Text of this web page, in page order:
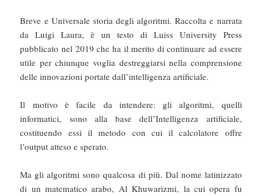
Breve e Universale storia degli algoritmi. Raccolta e narrata
da Luigi Laura, è un testo di Luiss University Press
pubblicato nel 2019 che ha il merito di continuare ad essere
utile per chiunque voglia destreggiarsi nella comprensione
delle innovazioni portate dall’intelligenza artificiale.
Il motivo è facile da intendere: gli algoritmi, quelli
informatici, sono alla base dell’Intelligenza artificiale,
costituendo essi il metodo con cui il calcolatore offre
l’output atteso e sperato.
Ma gli algoritmi sono qualcosa di più. Dal nome latinizzato
di un matematico arabo, Al Khuwarizmi, la cui opera fu